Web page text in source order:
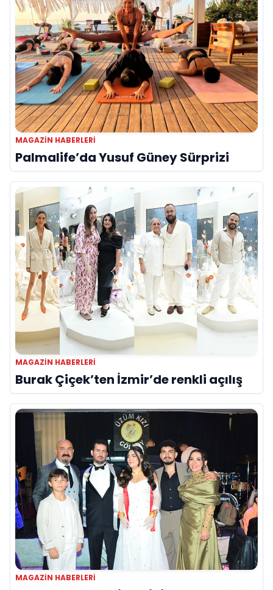
MAGAZIN HABERLERI
Palmalife’da Yusuf Güney Sürprizi
MAGAZIN HABERLERI
Burak Çiçek’ten İzmir’de renkli açılış
MAGAZIN HABERLERI